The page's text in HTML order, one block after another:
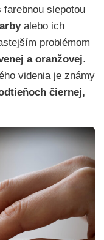
slepotou
alebo ich
problémom
a oranžovej.
videnia je známy
čiernej,